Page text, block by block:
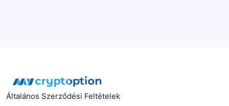
Általános Szerződési Feltételek